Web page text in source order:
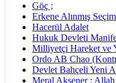
Göç ;
Erkene Alınmış Seçim
Hacerül Adalet
Hukuk Devleti
Milliyetçi Hareket ve
Ordo AB Chao
Devlet Bahçeli Yeni
Meral Akşener :